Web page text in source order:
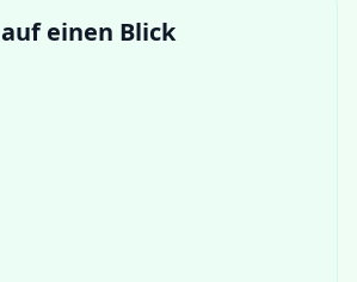
auf einen Blick